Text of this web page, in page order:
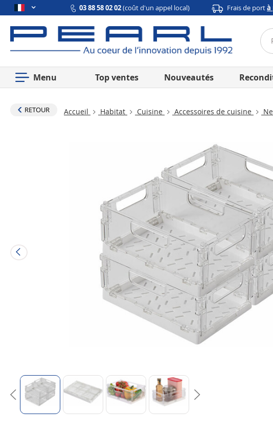
03 88 58 02 02(coût d'un appel local) Frais de portà
Menu Top ventes Nouveautés
RETOUR Accueil Habitat Cuisine Accessoires de cuisine